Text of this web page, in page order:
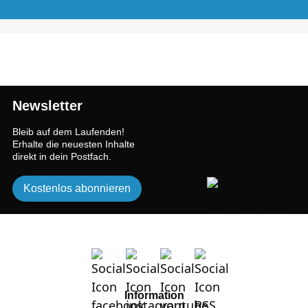
Newsletter
Bleib auf dem Laufenden!
Erhalte die neuesten Inhalte
direkt in dein Postfach.
Kostenlos abonnieren
Information